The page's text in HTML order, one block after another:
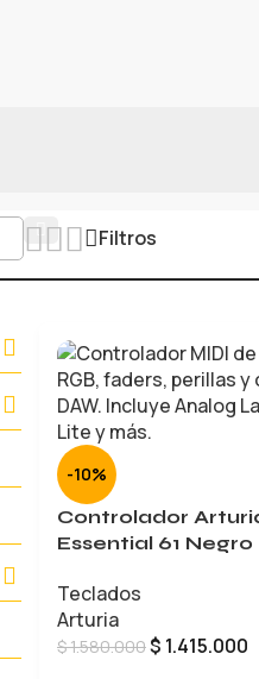
Filtros
-10%
Controlador
Essential 61 Negro
Teclados
Arturia
$1.580.000$ 1.415.000